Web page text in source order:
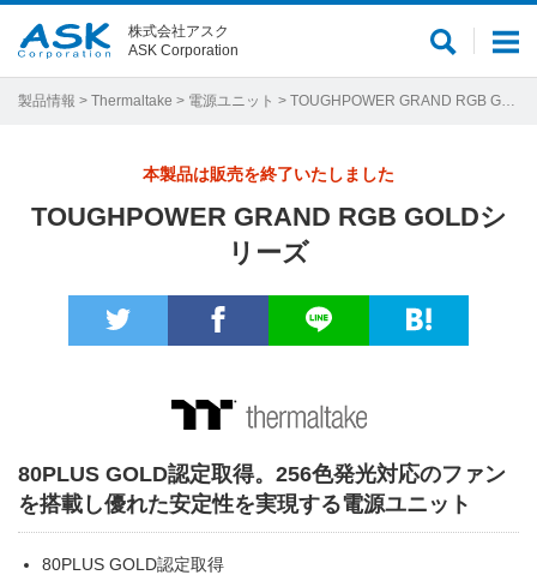
メ
ュ
サ
ト
株式会社アスク
ASK Corporation
製品情報 > Thermaltake > 電源ユニット > TOUGHPOWER GRAND RGB GOLDシリーズ
本製品は販売を終了いたしました
TOUGHPOWER GRAND RGB GOLDシ
リーズ
80PLUS GOLD認定取得。256色発光対応のファン
を搭載し優れた安定性を実現する電源ユニット
80PLUS GOLD認定取得